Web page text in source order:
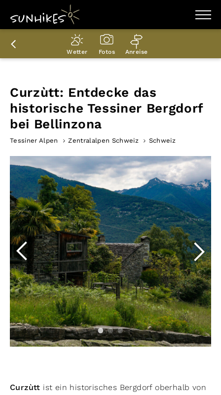
WANDERZIELE
WANDERUNGEN
ENTDECKEN
PLANER
Wetter Fotos Anreise
Curzùtt: Entdecke das
historische Tessiner Bergdorf
bei Bellinzona
Tessiner Alpen Zentralalpen Schweiz Schweiz
Curzùtt ist ein historisches Bergdorf oberhalb von